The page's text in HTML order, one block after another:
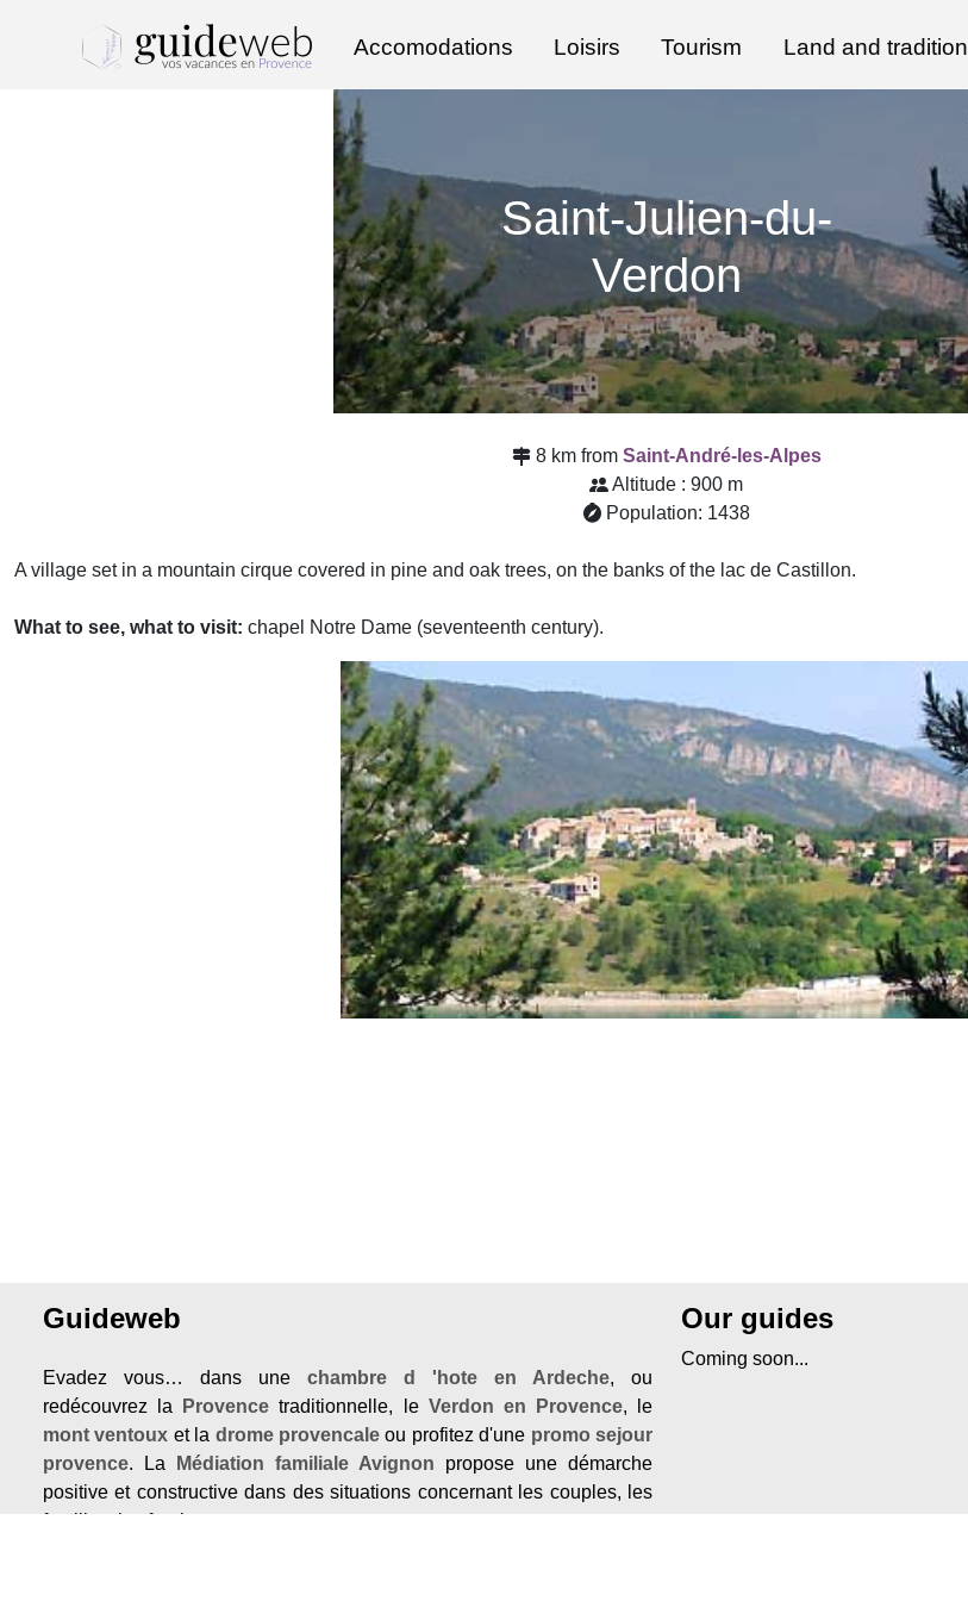
Accomodations Loisirs Tourism Land and tradition
Saint-Julien-du-
Verdon
8 km from Saint-André-les-Alpes
Altitude : 900 m
Population: 1438
A village set in a mountain cirque covered in pine and oak trees, on the banks of the lac de Castillon.
What to see, what to visit: chapel Notre Dame (seventeenth century).
Guideweb
Evadez vous… dans une chambre d 'hote en Ardeche, ou
redécouvrez la
Provence traditionnelle, le Verdon en Provence, le
mont ventoux et la drome provencale ou profitez d'une promo sejour
provence. La Médiation familiale Avignon propose une démarche
positive et constructive dans des situations concernant les couples, les
familles, les fratries.
Our guides
Coming soon...